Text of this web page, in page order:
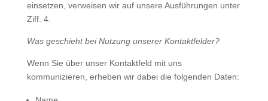
einsetzen, verweisen wir auf unsere Ausführungen unter
Ziff. 4.
Was geschieht bei Nutzung unserer Kontaktfelder?
Wenn Sie über unser Kontaktfeld mit uns
kommunizieren, erheben wir dabei die folgenden Daten: